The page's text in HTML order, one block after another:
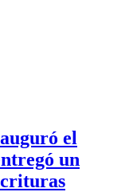
el
un